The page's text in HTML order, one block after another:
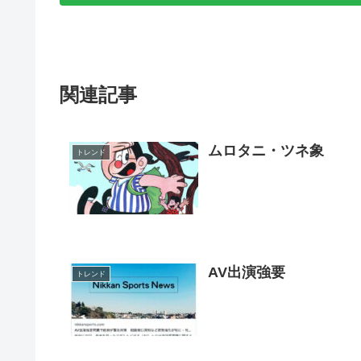
関連記事
トレンド ムロタニ・ツネ象
トレンド AV出演強要